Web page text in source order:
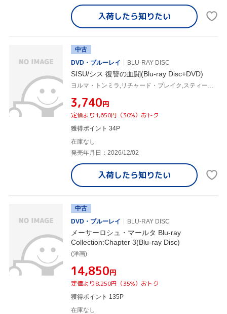
入荷したら知りたい
中古
DVD・ブルーレイ
BLU-RAY DISC
SISU/シス 復讐の血闘(Blu-ray Disc+DVD)
¥3,740円
定価より1,650円（30%）おトク
獲得ポイント 34P
在庫なし
発売年月日：2026/12/02
入荷したら知りたい
中古
DVD・ブルーレイ
BLU-RAY DISC
メーサーロシュ・マールタ Blu-ray
Collection:Chapter 3(Blu-ray Disc)
(洋画)
¥14,850円
定価より8,250円（35%）おトク
獲得ポイント 135P
在庫なし